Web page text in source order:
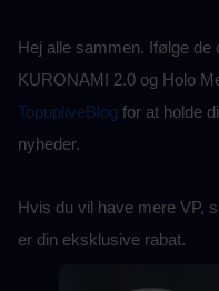
Hej alle sammen. Ifølge
TopupliveBlog for at holde
nyheder.
Hvis du vil have mere VP,
er din eksklusive rabat.